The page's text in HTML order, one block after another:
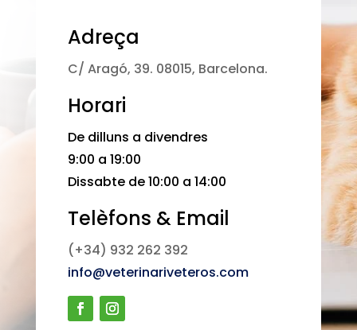
Adreça
C/ Aragó, 39. 08015, Barcelona.
Horari
De dilluns a divendres
9:00 a 19:00
Dissabte de 10:00 a 14:00
Telèfons & Email
(+34) 932 262 392
info@veterinariveteros.com